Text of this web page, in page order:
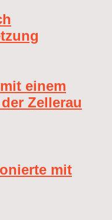
einem
Zellerau
mit